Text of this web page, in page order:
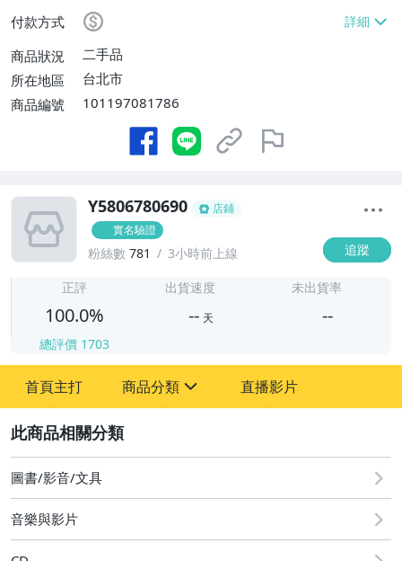
付款方式
商品狀況
二手品
所在地區
台北市
商品編號
101197081786
Y5806780690
店鋪
實名驗證
粉絲數 781 3小時前上線 追蹤
正評
100.0%
總評價 1703
出貨速度
-- 天
未出貨率
--
首頁主打 商品分類
其它
直播影片
圖書/影音/文具
音樂與影片